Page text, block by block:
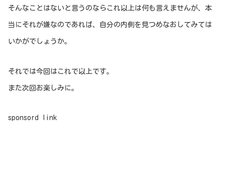
そんなことはないと言うのならこれ以上は何も言えませんが、本
当にそれが嫌なのであれば、自分の内側を見つめなおしてみては
いかがでしょうか。
それでは今回はこれで以上です。
また次回お楽しみに。
sponsord link